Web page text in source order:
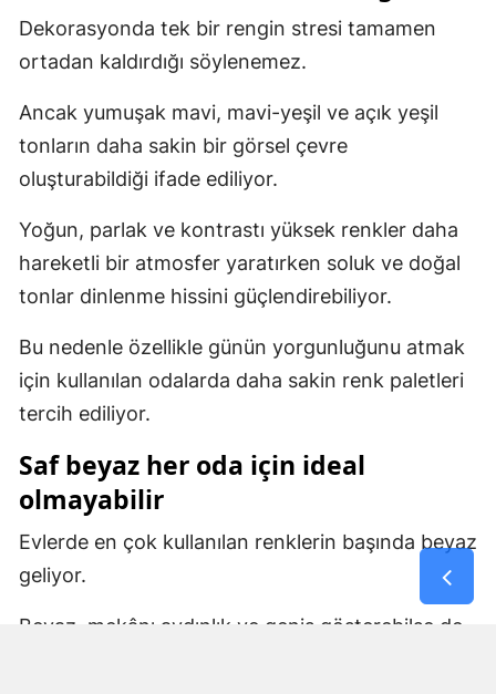
Dekorasyonda tek bir rengin stresi tamamen
ortadan kaldırdığı söylenemez.
Ancak yumuşak mavi, mavi-yeşil ve açık yeşil
tonların daha sakin bir görsel çevre
oluşturabildiği ifade ediliyor.
Yoğun, parlak ve kontrastı yüksek renkler daha
hareketli bir atmosfer yaratırken soluk ve doğal
tonlar dinlenme hissini güçlendirebiliyor.
Bu nedenle özellikle günün yorgunluğunu atmak
için kullanılan odalarda daha sakin renk paletleri
tercih ediliyor.
Saf beyaz her oda için ideal
olmayabilir
Evlerde en çok kullanılan renklerin başında beyaz
geliyor.
Beyaz, mekânı aydınlık ve geniş gösterebilse de